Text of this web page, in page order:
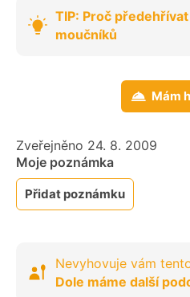
TIP: Proč
moučníků
Mám
Zveřejněno 24. 8. 2009
Moje poznámka
Přidat poznámku
Nevyhovuje vám
Dole máme další